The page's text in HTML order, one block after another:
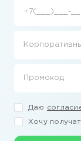
+7(___)___-
Промокод
Даю
Хочу